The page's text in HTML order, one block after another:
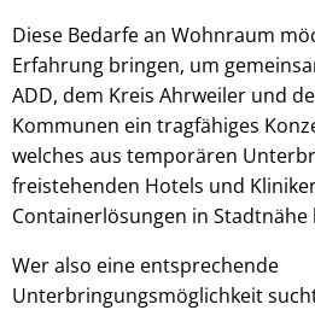
Diese Bedarfe an Wohnraum
Erfahrung bringen, um
ADD, dem Kreis Ahrweiler und
Kommunen ein tragfähiges
welches aus temporären
freistehenden Hotels und
Containerlösungen in Stadtnähe
Wer also eine entsprechende
Unterbringungsmöglichkeit